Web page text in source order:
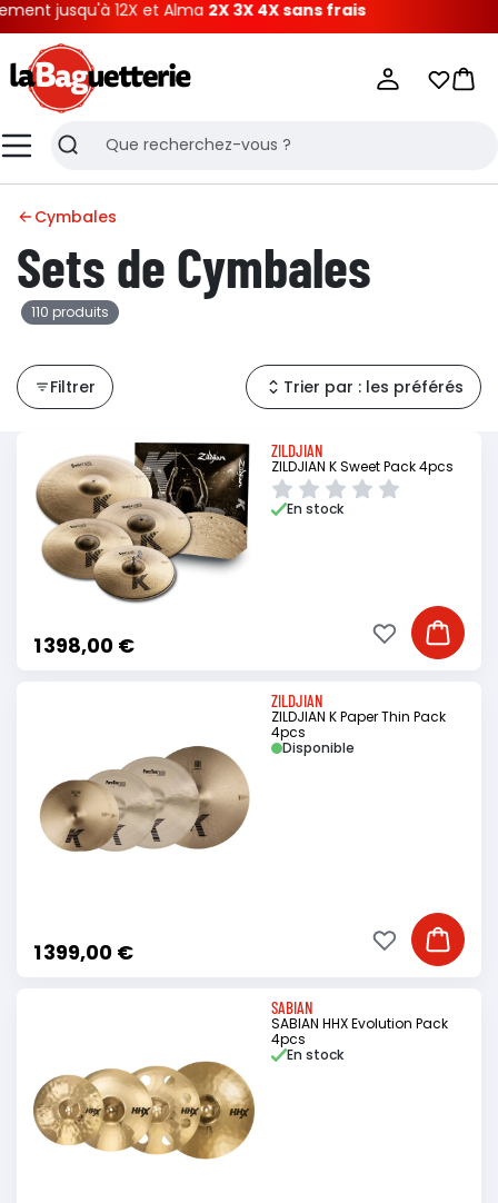
12X et Alma2X 3X 4X sans frais
MenuRecherche
Mes
Cymbales
Sets de Cymbales
110 produits
Filtrer Trier par : les préférés
ZILDJIAN
ZILDJIAN K Sweet Pack 4pcs
1 398,00 €
En stock
Ajouter
Ajouter à ma
ZILDJIAN
ZILDJIAN K Paper Thin Pack
4pcs
1 399,00 €
Disponible
Ajouter
Ajouter à ma
SABIAN
SABIAN HHX Evolution Pack
4pcs
En stock